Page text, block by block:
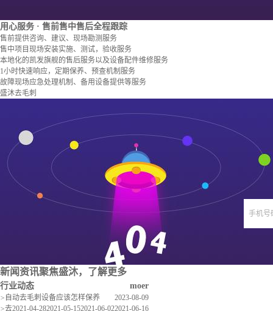
用心服务 · 售前售中售后全程跟踪
售前提供咨询、建议、现场勘测服务
售中项目现场安装实施、测试，验收服务
本地化的凯发旗舰的售后服务以及设备配件维修服务
1小时快速响应，定期保养、预查机制服务
故障现场应急处理机制、备用设备提供等服务
盛沐去毛刺
手机号
新闻资讯聚焦盛沐，了解更多
moer
行业动态
2023-08-09
> 自动去毛刺设备应该怎样保养
2021-06-16
2021-06-02
2021-05-15
2021-04-28
>去